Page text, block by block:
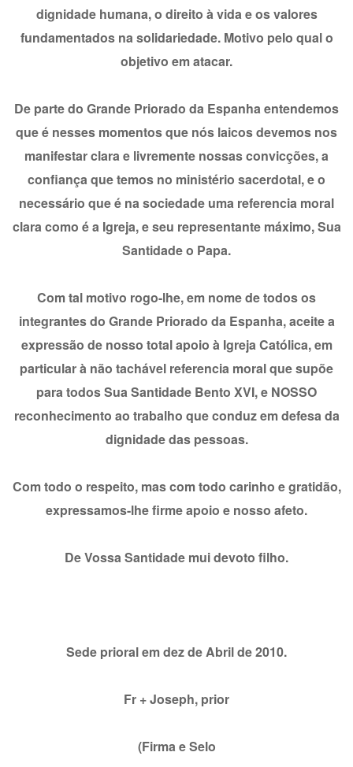
dignidade humana, o direito à vida e os valores
fundamentados na solidariedade. Motivo pelo qual o
objetivo em atacar.
De parte do Grande Priorado da Espanha entendemos
que é nesses momentos que nós laicos devemos nos
manifestar clara e livremente nossas convicções, a
confiança que temos no ministério sacerdotal, e o
necessário que é na sociedade uma referencia moral
clara como é a Igreja, e seu representante máximo, Sua
Santidade o Papa.
Com tal motivo rogo-lhe, em nome de todos os
integrantes do Grande Priorado da Espanha, aceite a
expressão de nosso total apoio à Igreja Católica, em
particular à não tachável referencia moral que supõe
para todos Sua Santidade Bento XVI, e NOSSO
reconhecimento ao trabalho que conduz em defesa da
dignidade das pessoas.
Com todo o respeito, mas com todo carinho e gratidão,
expressamos-lhe firme apoio e nosso afeto.
De Vossa Santidade mui devoto filho.
Sede prioral em dez de Abril de 2010.
Fr + Joseph, prior
(Firma e Selo